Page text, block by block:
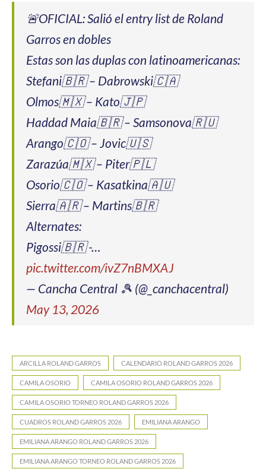
🚨OFICIAL: Salió el entry list de Roland
Garros en dobles
Estas son las duplas con latinoamericanas:
Stefani🇧🇷 – Dabrowski🇨🇦
Olmos🇲🇽 – Kato🇯🇵
Haddad Maia🇧🇷 – Samsonova🇷🇺
Arango🇨🇴 – Jovic🇺🇸
Zarazúa🇲🇽 – Piter🇵🇱
Osorio🇨🇴 – Kasatkina🇦🇺
Sierra🇦🇷 – Martins🇧🇷
Alternates:
Pigossi🇧🇷 -…
pic.twitter.com/ivZ7nBMXAJ
— Cancha Central 🎾 (@_canchacentral)
May 13, 2026
ARCILLA ROLAND GARROS CALENDARIO ROLAND GARROS 2026
CAMILA OSORIO CAMILA OSORIO ROLAND GARROS 2026
CAMILA OSORIO TORNEO ROLAND GARROS 2026
CUADROS ROLAND GARROS 2026 EMILIANA ARANGO
EMILIANA ARANGO ROLAND GARROS 2026
EMILIANA ARANGO TORNEO ROLAND GARROS 2026